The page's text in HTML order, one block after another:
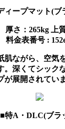
ィープマット(ブ
厚さ：265kg
上
料金表番号 :
肌ながら、空気
。深くてシック
が展開されてい
■特A・DLC(ブラ